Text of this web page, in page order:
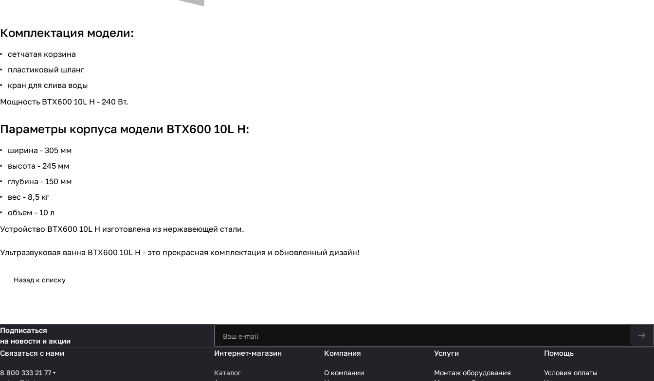
Комплектация модели:
сетчатая корзина
пластиковый шланг
кран для слива воды
Мощность BTX600 10L Н - 240 Вт.
Параметры корпуса модели BTX600 10L H:
ширина - 305 мм
высота - 245 мм
глубина - 150 мм
вес - 8,5 кг
объем - 10 л
Устройство BTX600 10L Н изготовлена из нержавеющей стали.
Ультразвуковая ванна BTX600 10L Н - это прекрасная комплектация и обновленный дизайн!
Назад к списку
Подписаться
на новости и акции
Связаться с нами
8 800 333 21 77
Интернет-магазин
Каталог
Компания
О компании
Услуги
Монтаж оборудования
Помощь
Условия оплаты